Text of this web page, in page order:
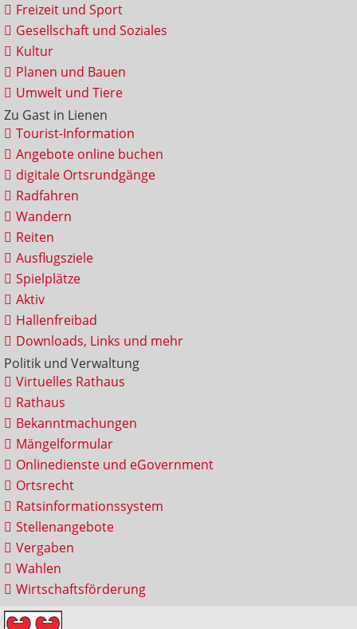
Freizeit und Sport
Gesellschaft und Soziales
Kultur
Planen und Bauen
Umwelt und Tiere
Zu Gast in Lienen
Tourist-Information
Angebote online buchen
digitale Ortsrundgänge
Radfahren
Wandern
Reiten
Ausflugsziele
Spielplätze
Aktiv
Hallenfreibad
Downloads, Links und mehr
Politik und Verwaltung
Virtuelles Rathaus
Rathaus
Bekanntmachungen
Mängelformular
Onlinedienste und eGovernment
Ortsrecht
Ratsinformationssystem
Stellenangebote
Vergaben
Wahlen
Wirtschaftsförderung